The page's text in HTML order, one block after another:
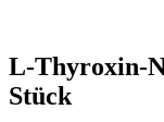
L-Thyroxin-
Stück